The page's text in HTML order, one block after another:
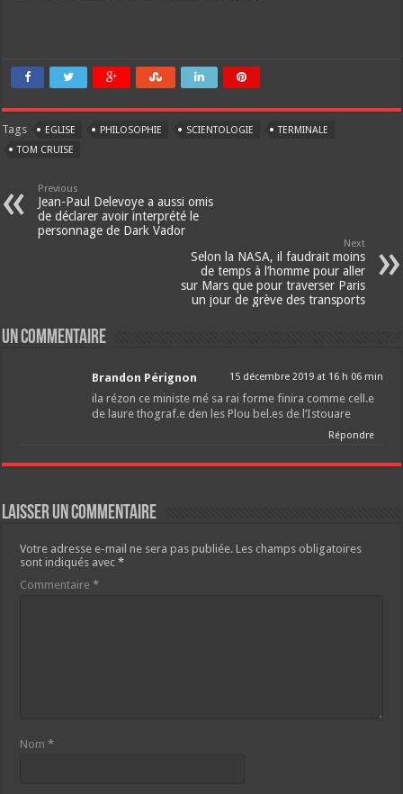
Tags EGLISE PHILOSOPHIE SCIENTOLOGIE
TERMINALE
TOM CRUISE
Previous
Jean-Paul Delevoye a aussi omis
de déclarer avoir interprété le
personnage de Dark Vador
Next
Selon la NASA, il faudrait moins
de temps à l’homme pour aller
sur Mars que pour traverser Paris
un jour de grève des transports
Un commentaire
Brandon Pérignon 15 décembre 2019 at 16 h 06 min
ila rézon ce ministe mé sa rai forme finira comme cell.e
de laure thograf.e den les Plou bel.es de l’Istouare
Répondre
Laisser un commentaire
Votre adresse e-mail ne sera pas publiée. Les champs obligatoires
sont indiqués avec*
Commentaire*
Nom*